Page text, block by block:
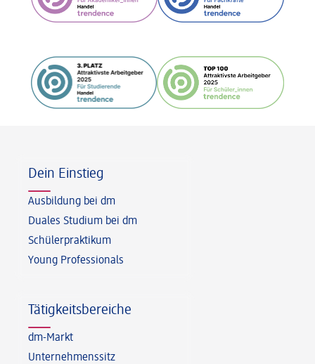
Dein Einstieg
Ausbildung bei dm
Duales Studium bei dm
Schülerpraktikum
Young Professionals
Tätigkeitsbereiche
dm-Markt
Unternehmenssitz